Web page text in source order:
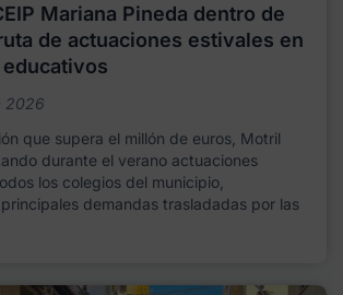
Mariana Pineda dentro de
de actuaciones estivales en
2026
que supera el millón de euros, Motril
durante el verano actuaciones
los colegios del municipio,
demandas trasladadas por las